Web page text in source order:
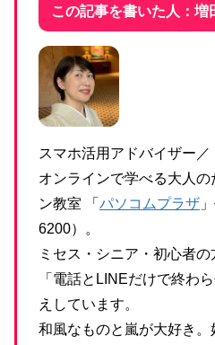
この記事を書いた人：増
スマホ活用アドバイザー／
オンラインで学べる大人
ン教室 「 パソコムプラザ
6200）。
ミセス・シニア・初心者
「電話とLINEだけで終わ
えしています。
和風なものと嵐が大好き